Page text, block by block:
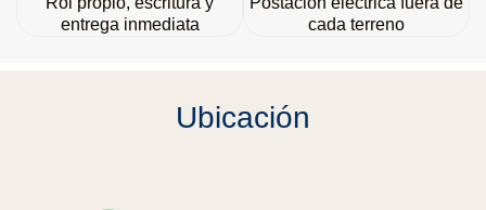
entrega inmediata
cada terreno
Ubicación